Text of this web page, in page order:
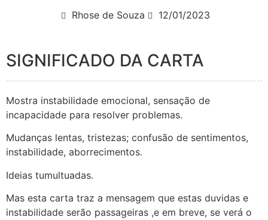
Rhose de Souza 12/01/2023
SIGNIFICADO DA CARTA
Mostra instabilidade emocional, sensação de
incapacidade para resolver problemas.
Mudanças lentas, tristezas; confusão de sentimentos,
instabilidade, aborrecimentos.
Ideias tumultuadas.
Mas esta carta traz a mensagem que estas duvidas e
instabilidade serão passageiras ,e em breve, se verá o